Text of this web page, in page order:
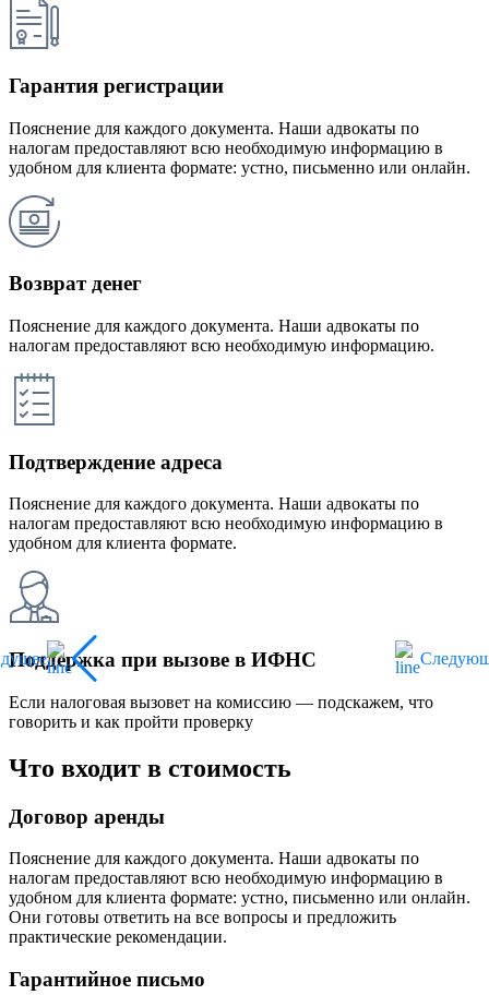
Гарантия регистрации
Пояснение для каждого документа. Наши адвокаты по
налогам предоставляют всю необходимую информацию в
удобном для клиента формате: устно, письменно или онлайн.
Возврат денег
Пояснение для каждого документа. Наши адвокаты по
налогам предоставляют всю необходимую информацию.
Подтверждение адреса
Пояснение для каждого документа. Наши адвокаты по
налогам предоставляют всю необходимую информацию в
удобном для клиента формате.
Поддержка при вызове в ИФНС
Если налоговая вызовет на комиссию — подскажем, что
говорить и как пройти проверку
Что входит в стоимость
Договор аренды
Пояснение для каждого документа. Наши адвокаты по
налогам предоставляют всю необходимую информацию в
удобном для клиента формате: устно, письменно или онлайн.
Они готовы ответить на все вопросы и предложить
практические рекомендации.
Гарантийное письмо